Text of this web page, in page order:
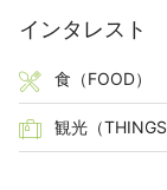
インタレスト
食（FOOD）
観光（THINGS